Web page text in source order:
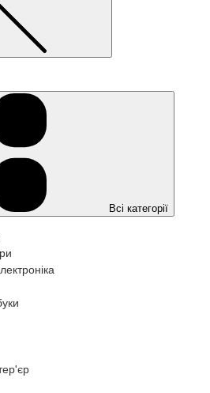
Всі категорії